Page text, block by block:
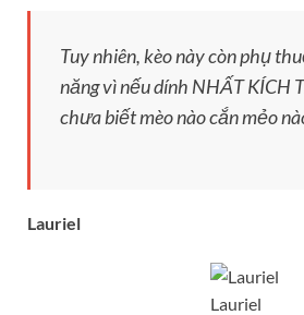
Tuy nhiên, kèo này còn phụ
năng vì nếu dính NHẤT KÍCH
chưa biết mèo nào cắn mẻo
Lauriel
Lauriel